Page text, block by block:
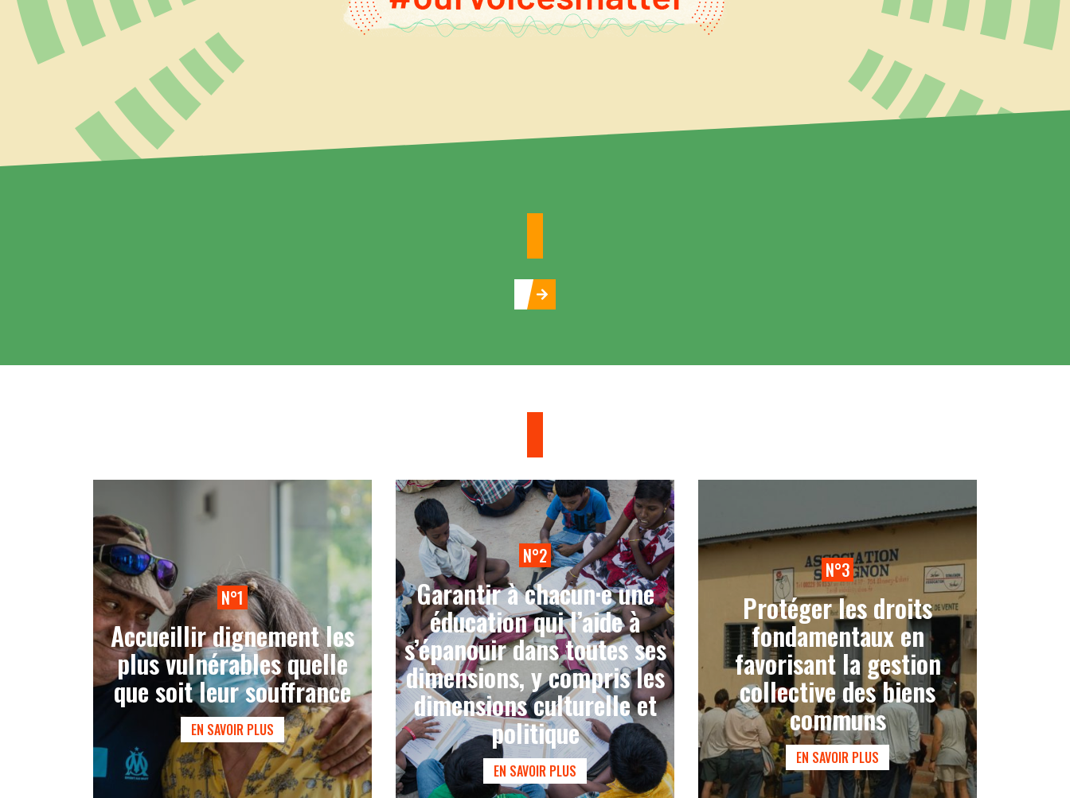
N°1
Accueillir dignement les
plus vulnérables quelle
que soit leur souffrance
EN SAVOIR PLUS
N°2
Garantir à chacun·e une
éducation qui l’aide à
s’épanouir dans toutes ses
dimensions, y compris les
dimensions culturelle et
politique
EN SAVOIR PLUS
N°3
Protéger les droits
fondamentaux en
favorisant la gestion
collective des biens
communs
EN SAVOIR PLUS